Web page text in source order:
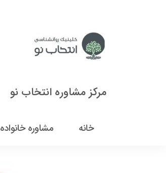
مرکز مشاوره انتخاب نو
خانه مشاوره خانواده